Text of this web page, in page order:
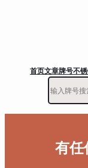
首页文章牌号不
有任